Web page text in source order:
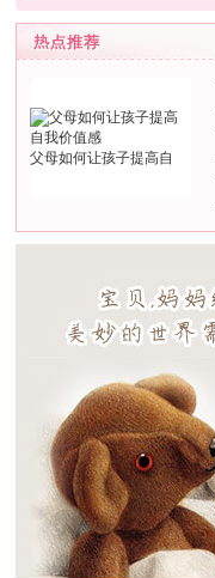
父母如何让孩子提高自